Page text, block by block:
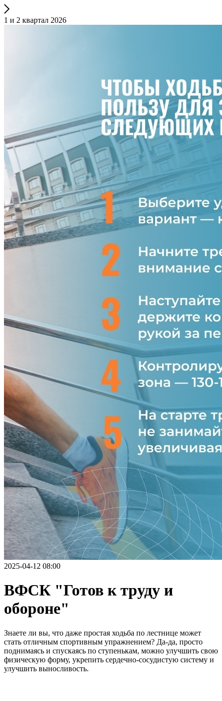
1 и 2 квартал 2026
2025-04-12 08:00
ВФСК "Готов к труду и
обороне"
Знаете ли вы, что даже простая ходьба по лестнице может
стать отличным спортивным упражнением? Да-да, просто
поднимаясь и спускаясь по ступенькам, можно улучшить свою
физическую форму, укрепить сердечно-сосудистую систему и
улучшить выносливость.